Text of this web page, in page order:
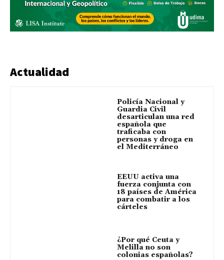
Actualidad
Policía Nacional y
Guardia Civil
desarticulan una red
española que
traficaba con
personas y droga en
el Mediterráneo
EEUU activa una
fuerza conjunta con
18 países de América
para combatir a los
cárteles
¿Por qué Ceuta y
Melilla no son
colonias españolas?